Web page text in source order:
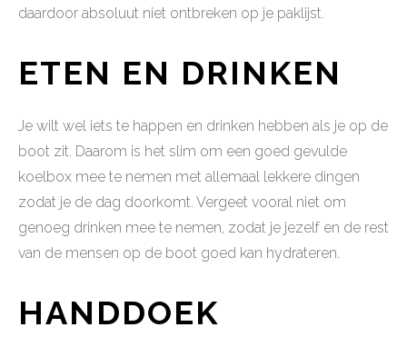
daardoor absoluut niet ontbreken op je paklijst.
ETEN EN DRINKEN
Je wilt wel iets te happen en drinken hebben als je op de
boot zit. Daarom is het slim om een goed gevulde
koelbox mee te nemen met allemaal lekkere dingen
zodat je de dag doorkomt. Vergeet vooral niet om
genoeg drinken mee te nemen, zodat je jezelf en de rest
van de mensen op de boot goed kan hydrateren.
HANDDOEK